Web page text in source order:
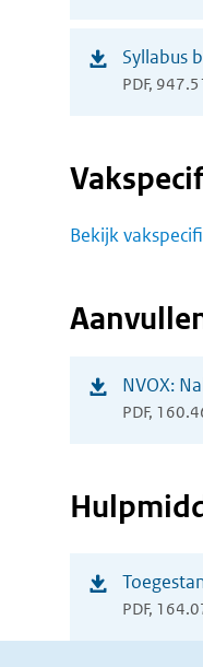
venster)
Syllabus
PDF,
(opent
venster)
Bekijk
NVOX:
PDF,
(opent
venster)
PDF,
(opent